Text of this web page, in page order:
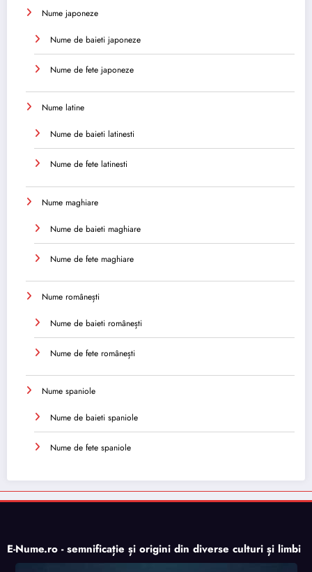
Nume japoneze
Nume de baieti japoneze
Nume de fete japoneze
Nume latine
Nume de baieti latinesti
Nume de fete latinesti
Nume maghiare
Nume de baieti maghiare
Nume de fete maghiare
Nume românești
Nume de baieti românești
Nume de fete românești
Nume spaniole
Nume de baieti spaniole
Nume de fete spaniole
E-Nume.ro - semnificație și origini din diverse culturi și limbi